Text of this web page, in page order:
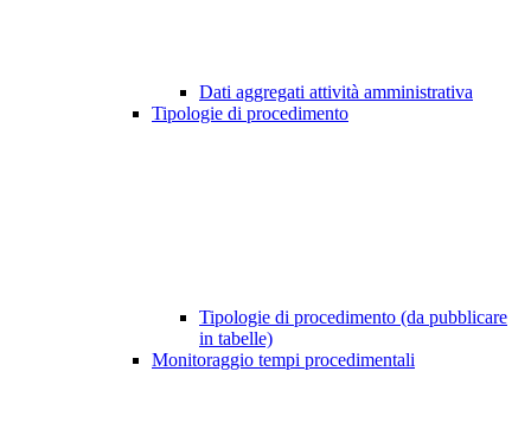
Dati aggregati attività amministrativa
Tipologie di procedimento
Tipologie di procedimento (da pubblicare
in tabelle)
Monitoraggio tempi procedimentali